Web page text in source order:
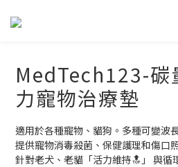
MedTech123-碳
力寵物治療墊
適用於各種寵物、貓狗。多種可變波
提供寵物消毒殺菌、保健護理和傷口
針對老犬、老貓「活力維持🔝」 與循